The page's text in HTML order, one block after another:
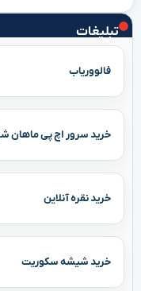
تبلیغات
فالووریاب
خرید سرور اچ پی ماهان
خرید نقره آنلاین
خرید شیشه سکوریت